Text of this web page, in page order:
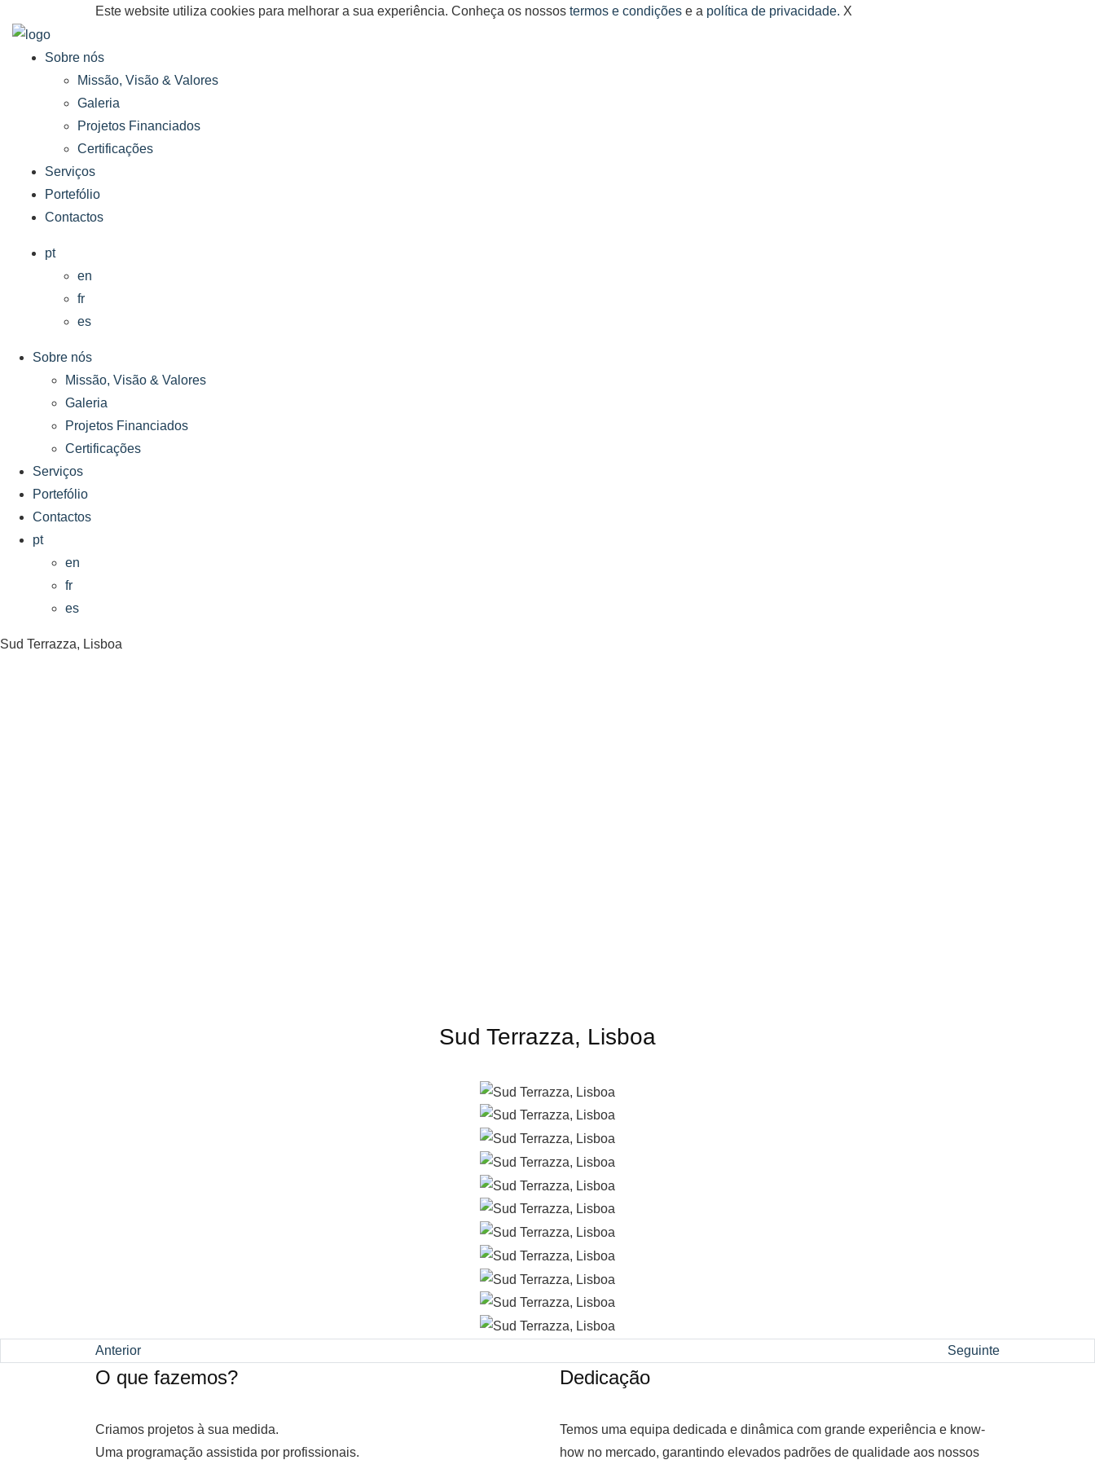
Este website utiliza cookies para melhorar a sua experiência. Conheça os nossos termos e condições e a política de privacidade. X
Sobre nós
Missão, Visão & Valores
Galeria
Projetos Financiados
Certificações
Serviços
Portefólio
Contactos
pt
en
fr
es
Sobre nós
Missão, Visão & Valores
Galeria
Projetos Financiados
Certificações
Serviços
Portefólio
Contactos
pt
en
fr
es
Sud Terrazza, Lisboa
Sud Terrazza, Lisboa
Anterior Seguinte
O que fazemos?
Criamos projetos à sua medida.
Uma programação assistida por profissionais.
Dedicação
Temos uma equipa dedicada e dinâmica com grande experiência e know-
how no mercado, garantindo elevados padrões de qualidade aos nossos